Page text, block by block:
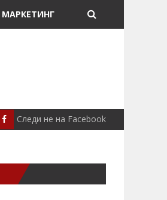
МАРКЕТИНГ
СЦЕНА СЕВЕРИНА ВО
Следи не на Facebook